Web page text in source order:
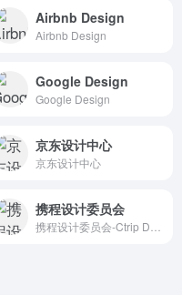
Airbnb Design
Airbnb Design
Google Design
Google Design
京东设计中心
京东设计中心
携程设计委员会